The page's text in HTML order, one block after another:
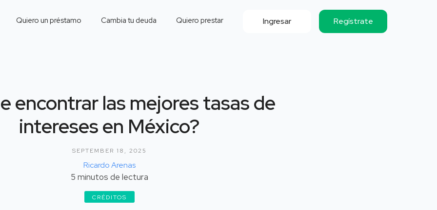
Quiero un préstamo Cambia tu deuda Quiero prestar Ingresar Regístrate
encontrar las mejores tasas de
intereses en México?
SEPTEMBER 18, 2025
Ricardo Arenas
5 minutos de lectura
CRÉDITOS